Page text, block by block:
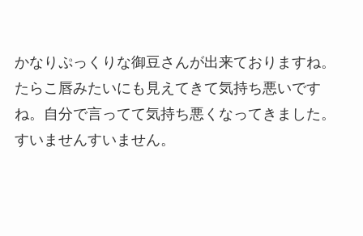
かなりぷっくりな御豆さんが出来ておりますね。
たらこ唇みたいにも見えてきて気持ち悪いです
ね。自分で言ってて気持ち悪くなってきました。
すいませんすいません。